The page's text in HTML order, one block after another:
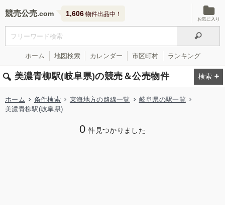
競売公売 1,606 物件出品中！
お気に入り
ホーム 地図検索 カレンダー 市区町村 ランキング
美濃青柳駅(岐阜県)の競売＆公売物件
ホーム 条件検索 東海地方の路線一覧
岐阜県の駅一覧
美濃青柳駅(岐阜県)
0 件見つかりました